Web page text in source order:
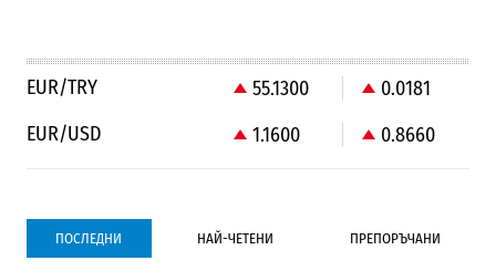
EUR/TRY 55.1300
0.0181
EUR/USD
1.1600 0.8660
ПОСЛЕДНИ НАЙ-ЧЕТЕНИ ПРЕПОРЪЧАНИ